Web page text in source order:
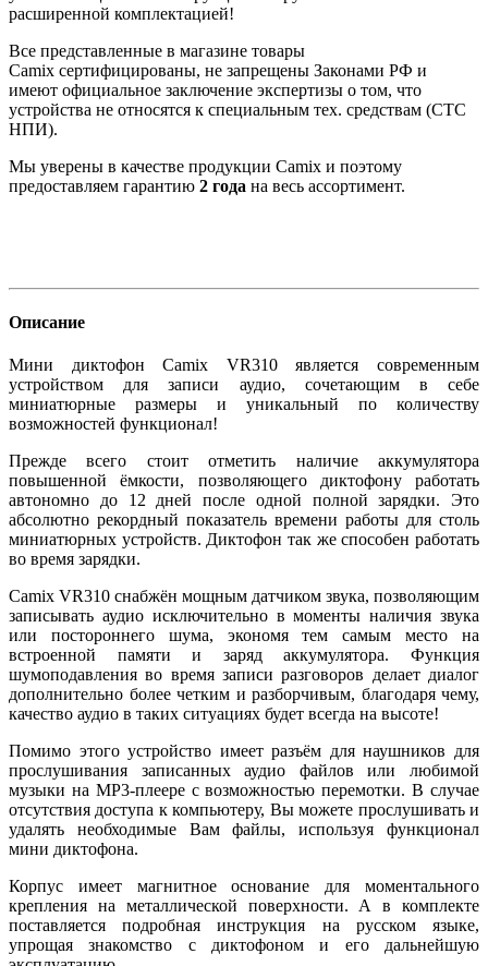
расширенной комплектацией!
Все представленные в магазине товары
Camix сертифицированы, не запрещены Законами РФ и
имеют официальное заключение экспертизы о том, что
устройства не относятся к специальным тех. средствам (СТС
НПИ).
Мы уверены в качестве продукции Camix и поэтому
предоставляем гарантию 2 года на весь ассортимент.
Описание
Мини диктофон Camix VR310 является современным
устройством для записи аудио, сочетающим в себе
миниатюрные размеры и уникальный по количеству
возможностей функционал!
Прежде всего стоит отметить наличие аккумулятора
повышенной ёмкости, позволяющего диктофону работать
автономно до 12 дней после одной полной зарядки. Это
абсолютно рекордный показатель времени работы для столь
миниатюрных устройств. Диктофон так же способен работать
во время зарядки.
Camix VR310 снабжён мощным датчиком звука, позволяющим
записывать аудио исключительно в моменты наличия звука
или постороннего шума, экономя тем самым место на
встроенной памяти и заряд аккумулятора. Функция
шумоподавления во время записи разговоров делает диалог
дополнительно более четким и разборчивым, благодаря чему,
качество аудио в таких ситуациях будет всегда на высоте!
Помимо этого устройство имеет разъём для наушников для
прослушивания записанных аудио файлов или любимой
музыки на MP3-плеере с возможностью перемотки. В случае
отсутствия доступа к компьютеру, Вы можете прослушивать и
удалять необходимые Вам файлы, используя функционал
мини диктофона.
Корпус имеет магнитное основание для моментального
крепления на металлической поверхности. А в комплекте
поставляется подробная инструкция на русском языке,
упрощая знакомство с диктофоном и его дальнейшую